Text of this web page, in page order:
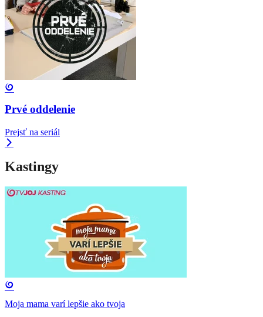
Prvé oddelenie
Prejsť na seriál
Kastingy
Moja mama varí lepšie ako tvoja